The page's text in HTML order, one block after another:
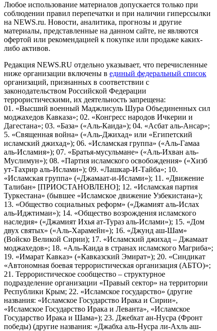
Любое использование материалов допускается только при
соблюдении правил перепечатки и при наличии гиперссылки
на NEWS.ru. Новости, аналитика, прогнозы и другие
материалы, представленные на данном сайте, не являются
офертой или рекомендацией к покупке или продаже каких-
либо активов.
Редакция NEWS.RU отдельно указывает, что перечисленные
ниже организации включены в единый федеральный список
организаций, признанных в соответствии с
законодательством Российской Федерации
террористическими, их деятельность запрещена:
01. «Высший военный Маджлисуль Шура Объединенных сил
моджахедов Кавказа»; 02. «Конгресс народов Ичкерии и
Дагестана»; 03. «База» («Аль-Каида»); 04. «Асбат аль-Ансар»;
5. «Священная война» («Аль-Джихад» или «Египетский
исламский джихад»); 06. «Исламская группа» («Аль-Гамаа
аль-Исламия»); 07. «Братья-мусульмане» («Аль-Ихван аль-
Муслимун»); 08. «Партия исламского освобождения» («Хизб
ут-Тахрир аль-Ислами»); 09. «Лашкар-И-Тайба»; 10.
«Исламская группа» («Джамаат-и-Ислами»); 11. «Движение
Талибан» [ПРИОСТАНОВЛЕНО]; 12. «Исламская партия
Туркестана» (бывшее «Исламское движение Узбекистана»);
13. «Общество социальных реформ» («Джамият аль-Ислах
аль-Иджтимаи»); 14. «Общество возрождения исламского
наследия» («Джамият Ихья ат-Тураз аль-Ислами»); 15. «Дом
двух святых» («Аль-Харамейн»); 16. «Джунд аш-Шам»
(Войско Великой Сирии); 17. «Исламский джихад – Джамаат
моджахедов»; 18. «Аль-Каида в странах исламского Магриба»;
19. «Имарат Кавказ» («Кавказский Эмират»); 20. «Синдикат
«Автономная боевая террористическая организация (АБТО)»;
21. Террористическое сообщество – структурное
подразделение организации «Правый сектор» на территории
Республики Крым; 22. «Исламское государство» (другие
названия: «Исламское Государство Ирака и Сирии»,
«Исламское Государство Ирака и Леванта», «Исламское
Государство Ирака и Шама»); 23. Джебхат ан-Нусра (Фронт
победы) (другие названия: «Джабха аль-Нусра ли-Ахль аш-